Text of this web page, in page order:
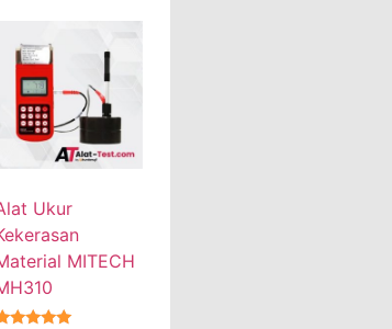
Ukur
MITECH